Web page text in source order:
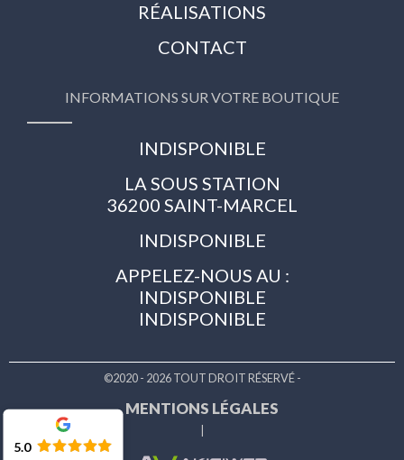
RÉALISATIONS
CONTACT
INFORMATIONS SUR VOTRE BOUTIQUE
INDISPONIBLE
LA SOUS STATION
36200 SAINT-MARCEL
INDISPONIBLE
APPELEZ-NOUS AU :
INDISPONIBLE
INDISPONIBLE
©2020 - 2026 TOUT DROIT RÉSERVÉ -
MENTIONS LÉGALES
5.0